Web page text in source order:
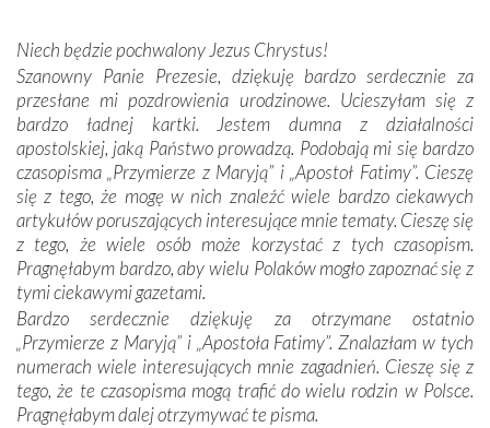
mieliśmy okazję przekonać się, że Maryja swoją opieką
otacza nie tylko nasz naród, lecz wszystkie nacje, które
się Jej ufnie oddają, a także każdą osobę, która zawierza
Jej siebie oraz swych bliskich.
Dzieje Portugalii to również historia wierności Bogu i
odstępstw, także w życiu władców. Trudne momenty w
wymiarze tak osobistym, jak i zbiorowym, przypominają o
konieczności ciągłego zabiegania o własną duszę i o łaskę
Opatrzności. Wierność przynosi pomyślność –
przynajmniej w życiu duchowym. Odstępstwo owocuje
nieszczęściem i śmiercią. Te uniwersalne prawdy
przychodziły na myśl, gdy słuchaliśmy opowieści
przewodników o portugalskich monarchach i wodzach,
zwycięskich bitwach i nieszczęśliwych losach grzesznych
kochanków.
Niech będzie pochwalony Jezus Chrystus!
Szanowny Panie Prezesie, dziękuję bardzo serdecznie za
przesłane mi pozdrowienia urodzinowe. Ucieszyłam się z
bardzo ładnej kartki. Jestem dumna z działalności
apostolskiej, jaką Państwo prowadzą. Podobają mi się bardzo
czasopisma „Przymierze z Maryją” i „Apostoł Fatimy”. Cieszę
się z tego, że mogę w nich znaleźć wiele bardzo ciekawych
artykułów poruszających interesujące mnie tematy. Cieszę się
z tego, że wiele osób może korzystać z tych czasopism.
Pragnęłabym bardzo, aby wielu Polaków mogło zapoznać się z
tymi ciekawymi gazetami.
Bardzo serdecznie dziękuję za otrzymane ostatnio
„Przymierze z Maryją” i „Apostoła Fatimy”. Znalazłam w tych
numerach wiele interesujących mnie zagadnień. Cieszę się z
tego, że te czasopisma mogą trafić do wielu rodzin w Polsce.
Pragnęłabym dalej otrzymywać te pisma.